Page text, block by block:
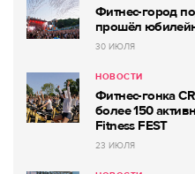
Фитнес-город
прошёл
30 ИЮЛЯ
НОВОСТИ
Фитнес-гонка
более 150
Fitness FEST
23 ИЮЛЯ